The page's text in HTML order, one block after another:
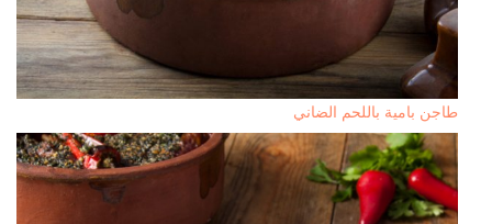
طاجن بامية باللحم الضاني